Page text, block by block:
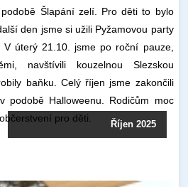
Říjen 2025
Šlapání zelí. Pro děti to bylo
den jsme si užili Pyžamovou party
úterý 21.10. jsme po roční pauze,
navštívili kouzelnou Slezskou
baňku. Celý říjen jsme zakončili
podobě Halloweenu. Rodičům moc
pro děti.